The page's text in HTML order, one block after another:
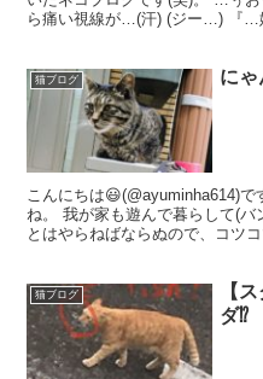
ら痛い視線が…(汗) (ジー…) 『
猫ブログ にゃ
こんにちは😃(@ayuminha614)
ね。 我が家も遊んで暮らして(バ
とはやらねばならぬので、コツ
猫ブログ
【
ダ⁉︎